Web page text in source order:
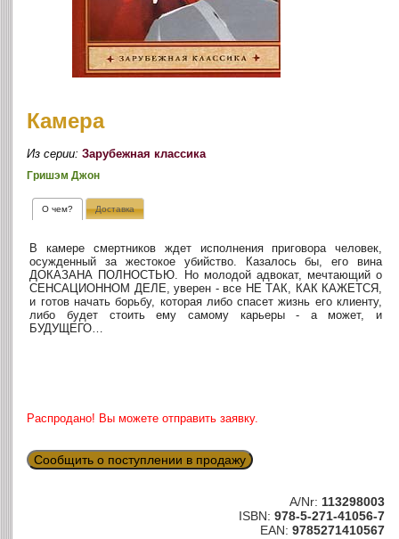
Камера
Из серии:Зарубежная классика
Гришэм Джон
О чем? Доставка
В камере смертников ждет исполнения приговора человек,
осужденный за жестокое убийство. Казалось бы, его вина
ДОКАЗАНА ПОЛНОСТЬЮ. Но молодой адвокат, мечтающий о
СЕНСАЦИОННОМ ДЕЛЕ, уверен - все НЕ ТАК, КАК КАЖЕТСЯ,
и готов начать борьбу, которая либо спасет жизнь его клиенту,
либо будет стоить ему самому карьеры - а может, и
БУДУЩЕГО…
Распродано! Вы можете отправить заявку.
Сообщить о поступлении в продажу
A/Nr: 113298003
ISBN: 978-5-271-41056-7
EAN: 9785271410567